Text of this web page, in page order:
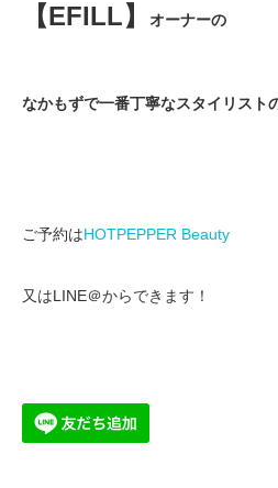
【EFILL】 オーナーの
なかもずで一番丁寧なスタイリスト
ご予約はHOTPEPPER Beauty
又はLINE＠からできます！